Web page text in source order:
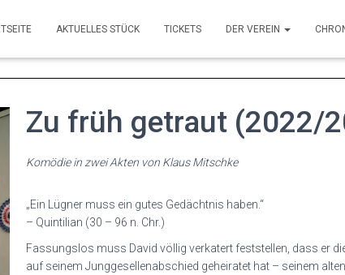
AKTUELLES STÜCK TICKETS DER VEREIN
Zu früh getraut (2022/
Komödie in zwei Akten von Klaus Mitschke
„Ein Lügner muss ein gutes Gedächtnis haben.“
– Quintilian (30 – 96 n. Chr.)
Fassungslos muss David völlig verkatert feststellen, dass er
auf seinem Junggesellenabschied geheiratet hat – seinem